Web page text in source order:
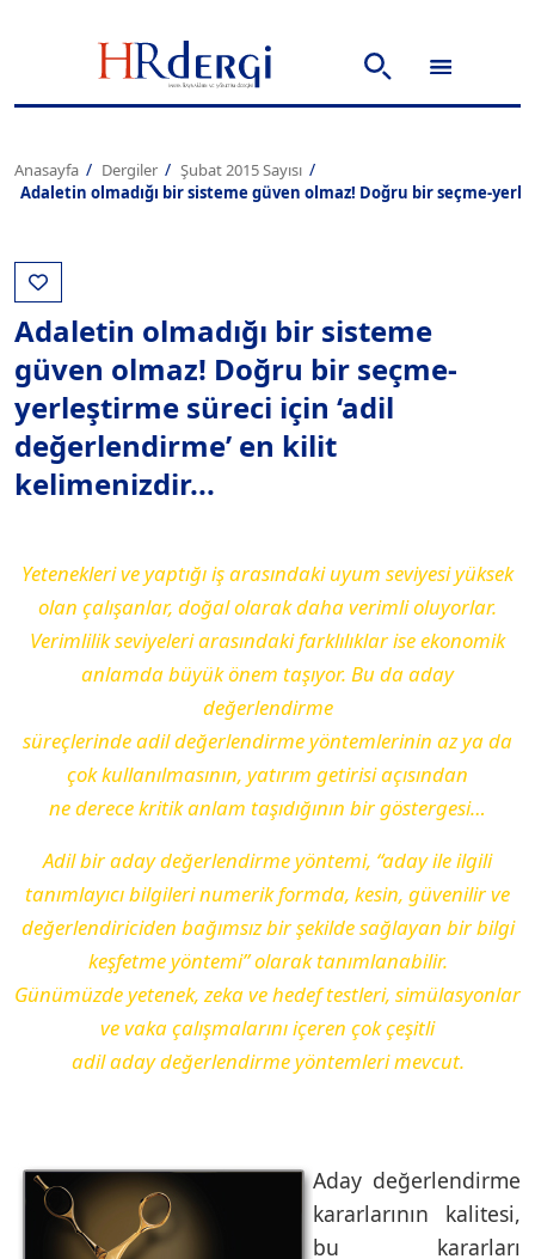
Anasayfa Dergiler
Şubat 2015 Sayısı
Adaletin olmadığı bir sisteme güven olmaz! Doğru bir seçme-
Adaletin olmadığı bir sisteme
güven olmaz! Doğru bir seçme-
yerleştirme süreci için ‘adil
değerlendirme’ en kilit
kelimenizdir...
Yetenekleri ve yaptığı iş arasındaki uyum seviyesi yüksek
olan çalışanlar, doğal olarak daha verimli oluyorlar.
Verimlilik seviyeleri arasındaki farklılıklar ise ekonomik
anlamda büyük önem taşıyor. Bu da aday
değerlendirme
süreçlerinde adil değerlendirme yöntemlerinin az ya da
çok kullanılmasının, yatırım getirisi açısından
ne derece kritik anlam taşıdığının bir göstergesi…
Adil bir aday değerlendirme yöntemi, “aday ile ilgili
tanımlayıcı bilgileri numerik formda, kesin, güvenilir ve
değerlendiriciden bağımsız bir şekilde sağlayan bir bilgi
keşfetme yöntemi” olarak tanımlanabilir.
Günümüzde yetenek, zeka ve hedef testleri, simülasyonlar
ve vaka çalışmalarını içeren çok çeşitli
adil aday değerlendirme yöntemleri mevcut.
Aday değerlendirme
kararlarının kalitesi,
bu kararları